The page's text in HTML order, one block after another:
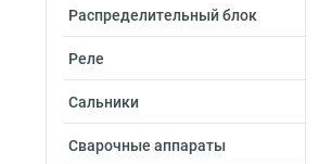
Распределительный блок
Реле
Сальники
Сварочные аппараты